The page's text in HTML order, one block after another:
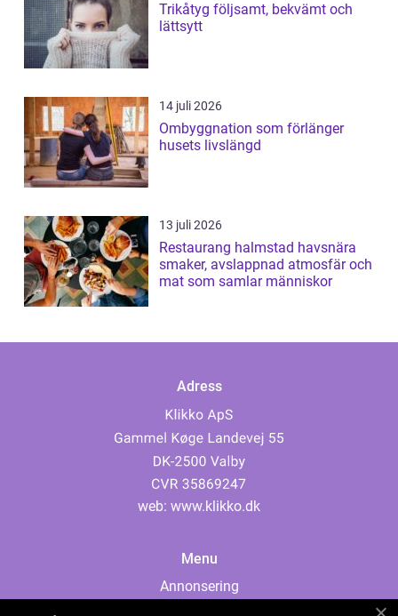
Trikåtyg följsamt, bekvämt och
lättsytt
14 juli 2026
Ombyggnation som förlänger
husets livslängd
13 juli 2026
Restaurang halmstad havsnära
smaker, avslappnad atmosfär och
mat som samlar människor
Adress
web: www.klikko.dk
Menu
Annonsering